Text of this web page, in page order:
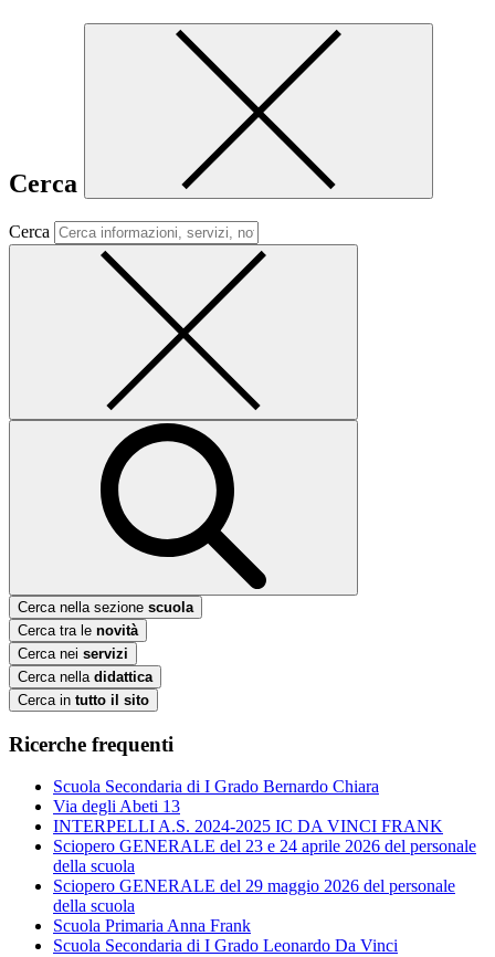
Cerca
Cerca
Cerca nella sezione scuola
Cerca tra le novità
Cerca nei servizi
Cerca nella didattica
Cerca in tutto il sito
Ricerche frequenti
Scuola Secondaria di I Grado Bernardo Chiara
Via degli Abeti 13
INTERPELLI A.S. 2024-2025 IC DA VINCI FRANK
Sciopero GENERALE del 23 e 24 aprile 2026 del personale
della scuola
Sciopero GENERALE del 29 maggio 2026 del personale
della scuola
Scuola Primaria Anna Frank
Scuola Secondaria di I Grado Leonardo Da Vinci